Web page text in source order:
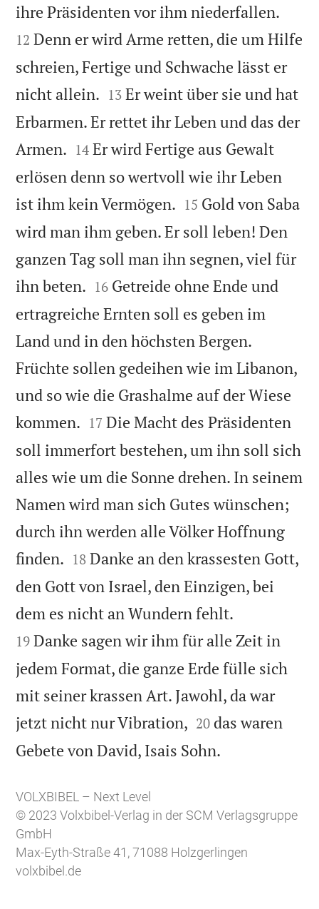
ihre Präsidenten vor ihm niederfallen.
12 Denn er wird Arme retten, die um Hilfe
schreien, Fertige und Schwache lässt er
nicht allein. 

13 Er weint über sie und hat
Erbarmen. Er rettet ihr Leben und das der
Armen. 

14 Er wird Fertige aus Gewalt
erlösen denn so wertvoll wie ihr Leben
ist ihm kein Vermögen. 

15 Gold von Saba
wird man ihm geben. Er soll leben! Den
ganzen Tag soll man ihn segnen, viel für
ihn beten. 

16 Getreide ohne Ende und
ertragreiche Ernten soll es geben im
Land und in den höchsten Bergen.
Früchte sollen gedeihen wie im Libanon,
und so wie die Grashalme auf der Wiese
kommen. 

17 Die Macht des Präsidenten
soll immerfort bestehen, um ihn soll sich
alles wie um die Sonne drehen. In seinem
Namen wird man sich Gutes wünschen;
durch ihn werden alle Völker Hoffnung
finden. 

18 Danke an den krassesten Gott,
den Gott von Israel, den Einzigen, bei
dem es nicht an Wundern fehlt.
19 Danke sagen wir ihm für alle Zeit in
jedem Format, die ganze Erde fülle sich
mit seiner krassen Art. Jawohl, da war
jetzt nicht nur Vibration, 

20 das waren
Gebete von David, Isais Sohn.
VOLXBIBEL – Next Level
© 2023 Volxbibel-Verlag in der SCM Verlagsgruppe
GmbH
Max-Eyth-Straße 41, 71088 Holzgerlingen
volxbibel.de